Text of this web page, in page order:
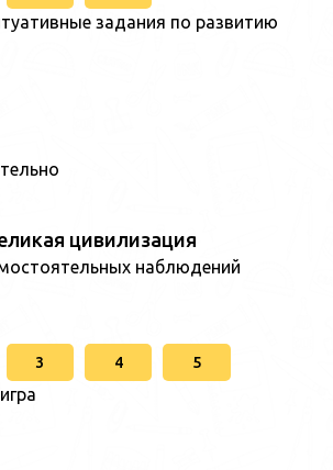
задания по развитию
цивилизация
наблюдений
3 4 5